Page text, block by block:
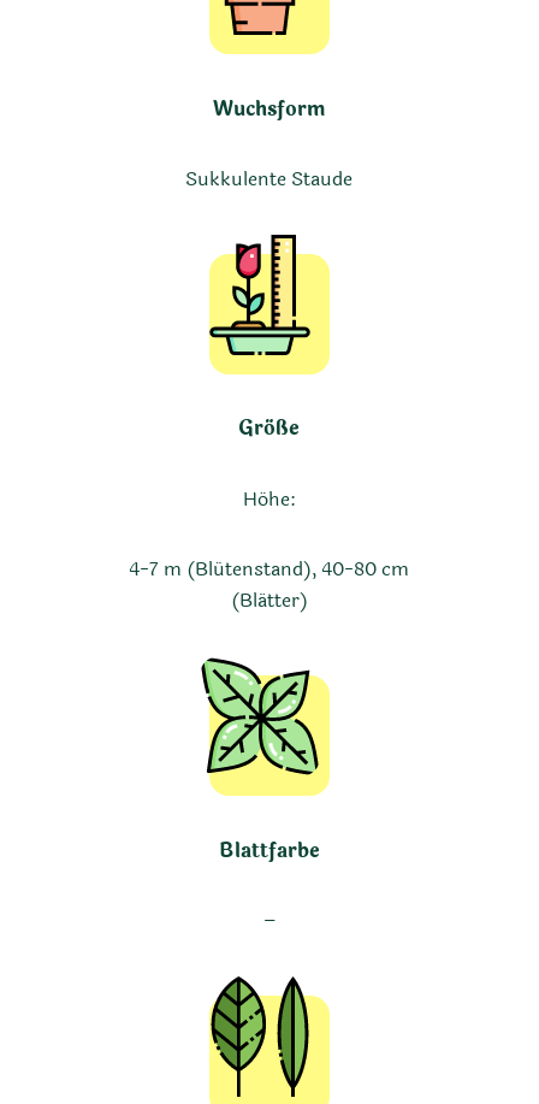
Wuchsform
Sukkulente Staude
Größe
Höhe:
4-7 m (Blütenstand), 40-80 cm
(Blätter)
Blattfarbe
–